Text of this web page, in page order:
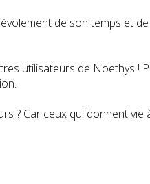
de son temps et
utilisateurs de Noethys !
? Car ceux qui donnent vie